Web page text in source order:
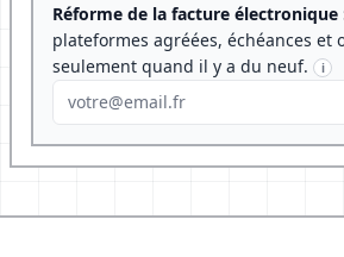
Réforme de la facture électronique
plateformes agréées, échéances et
seulement quand il y a du neuf.
i